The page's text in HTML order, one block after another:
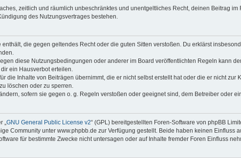
zeitlich und räumlich unbeschränktes und unentgeltliches Recht, deinen Beitrag im
des Nutzungsvertrages bestehen.
die gegen geltendes Recht oder die guten Sitten verstoßen. Du erklärst
diese Nutzungsbedingungen oder anderer im Board veröffentlichten Regeln kann
ein Hausverbot erteilen.
die Inhalte von Beiträgen übernimmt, die er nicht selbst erstellt hat oder die er nicht zur
löschen oder zu sperren.
sofern sie gegen o. g. Regeln verstoßen oder geeignet sind, dem Betreiber oder
GNU General Public License v2“ (GPL) bereitgestellten Foren-Software von phpBB
Community unter www.phpbb.de zur Verfügung gestellt. Beide haben keinen Einfluss
für bestimmte Zwecke nicht untersagen oder auf Inhalte fremder Foren Einfluss